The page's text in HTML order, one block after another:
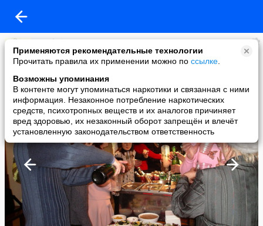
Применяются рекомендательные технологии
Прочитать правила их применении можно по ссылке
Возможны упоминания
В контенте могут упоминаться наркотики и связанная с ними
информация. Незаконное потребление наркотических
средств, психотропных веществ и их аналогов причиняет
вред здоровью, их незаконный оборот запрещён и влечёт
установленную законодательством ответственность
Dosokai
added a photo
24 Dec в 16:55